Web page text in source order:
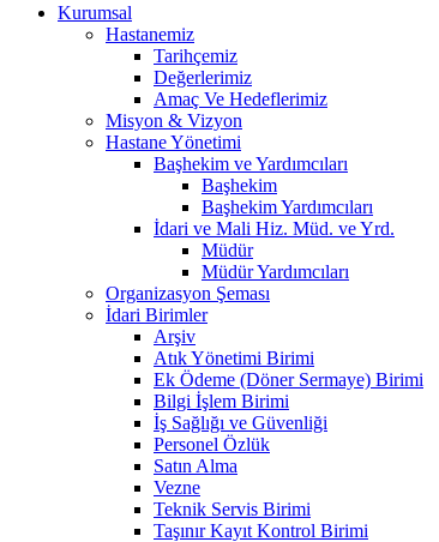
Kurumsal
Hastanemiz
Tarihçemiz
Değerlerimiz
Amaç Ve Hedeflerimiz
Misyon & Vizyon
Hastane Yönetimi
Başhekim ve Yardımcıları
Başhekim
Başhekim Yardımcıları
İdari ve Mali Hiz. Müd. ve Yrd.
Müdür
Müdür Yardımcıları
Organizasyon Şeması
İdari Birimler
Arşiv
Atık Yönetimi Birimi
Ek Ödeme (Döner Sermaye) Birimi
Bilgi İşlem Birimi
İş Sağlığı ve Güvenliği
Personel Özlük
Satın Alma
Vezne
Teknik Servis Birimi
Taşınır Kayıt Kontrol Birimi